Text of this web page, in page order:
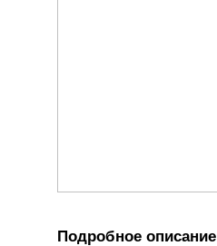
Подробное описание